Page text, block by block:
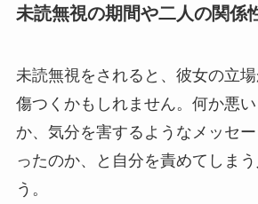
未読無視の期間や二人の関係
未読無視をされると、彼女の立
傷つくかもしれません。何か悪
か、気分を害するようなメッセ
ったのか、と自分を責めてしま
う。